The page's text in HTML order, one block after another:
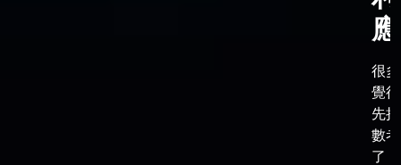
應
很
覺
先
數
了